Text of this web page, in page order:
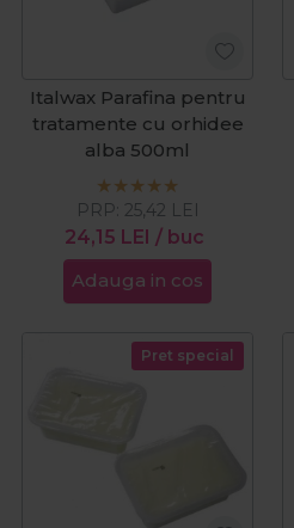
Italwax Parafina pentru
tratamente cu orhidee
alba 500ml
24,15 LEI / buc
PRP: 25,42 LEI
Adauga in cos
Pret special